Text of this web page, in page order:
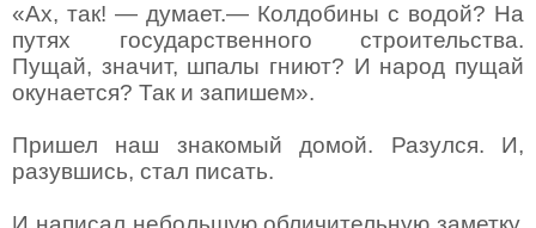
«Ах, так! — думает.— Колдобины с водой? На
путях государственного строительства.
Пущай, значит, шпалы гниют? И народ пущай
окунается? Так и запишем».
Пришел наш знакомый домой. Разулся. И,
разувшись, стал писать.